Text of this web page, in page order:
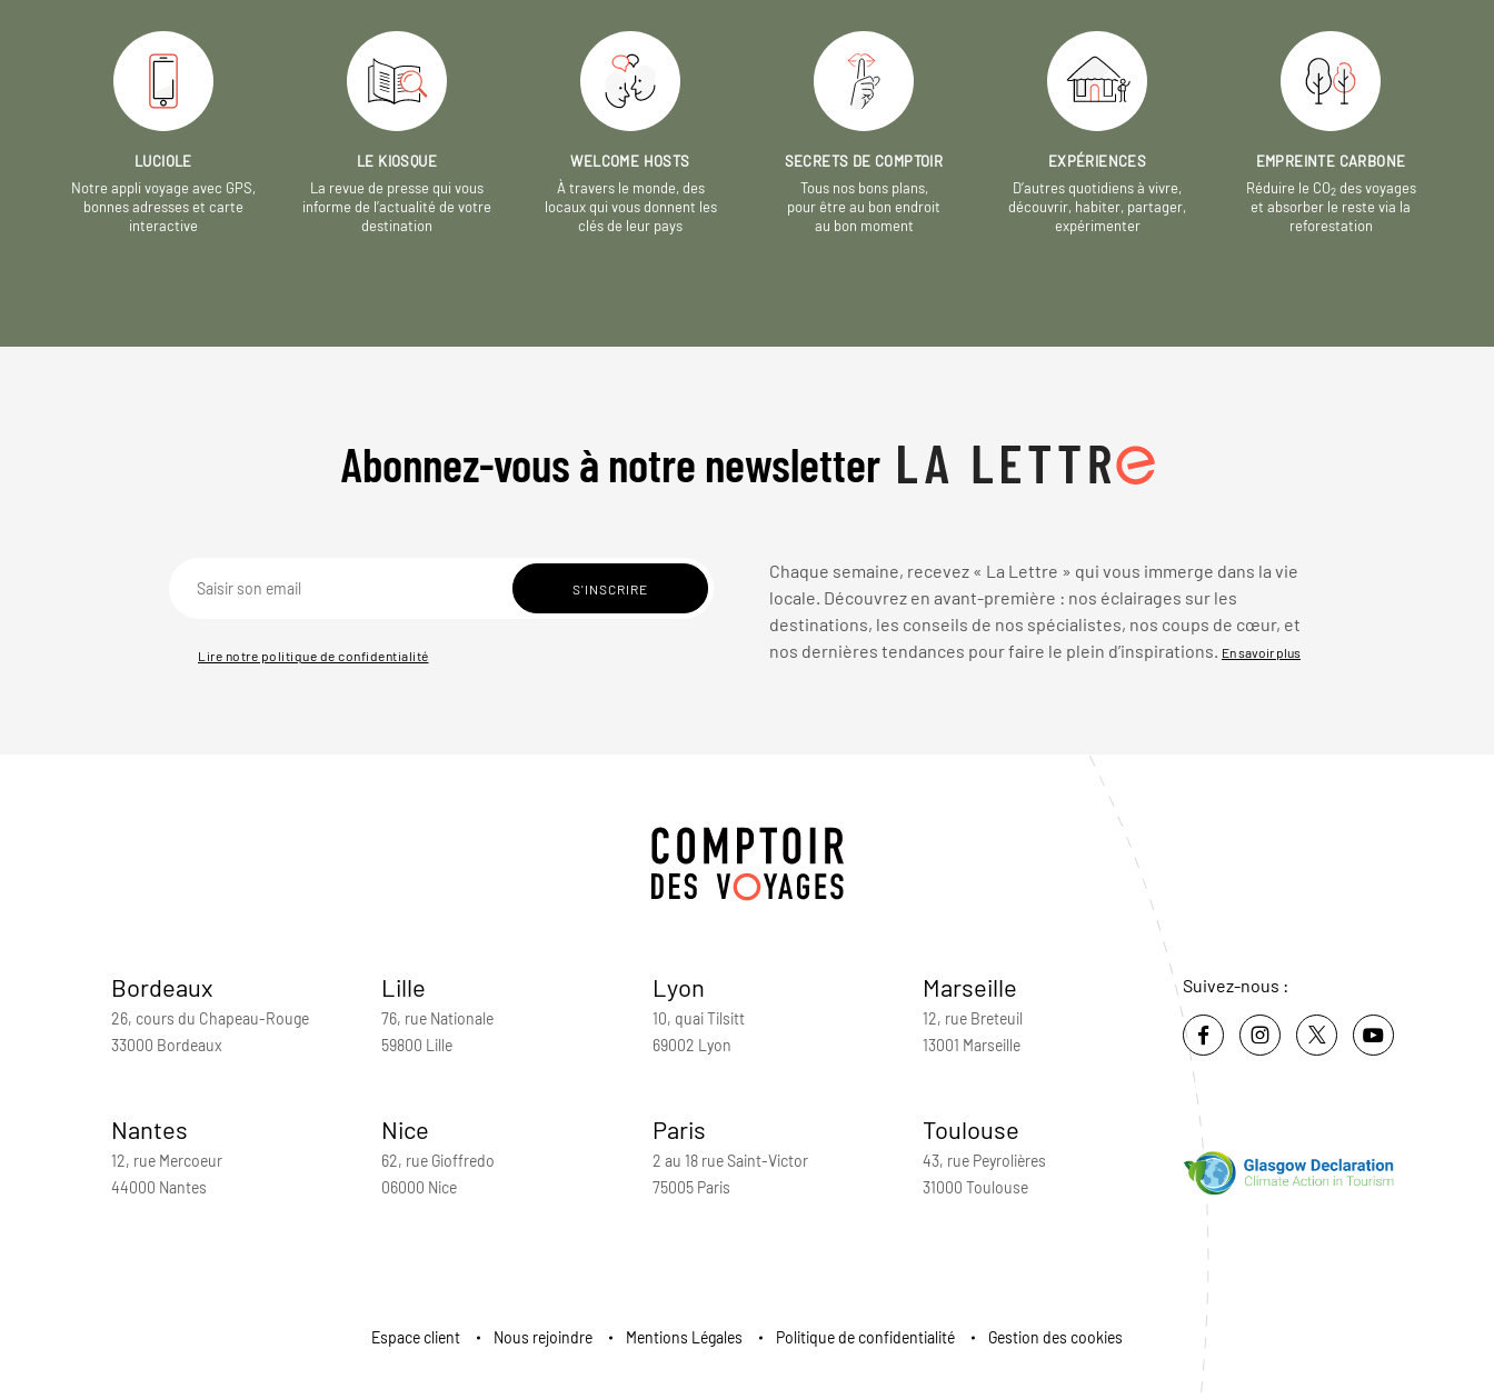
LUCIOLE
Notre appli voyage avec GPS,
bonnes adresses et carte
interactive
LE KIOSQUE
La revue de presse qui vous
informe de l’actualité de votre
destination
WELCOME HOSTS
À travers le monde, des
locaux qui vous donnent les
clés de leur pays
SECRETS DE COMPTOIR
Tous nos bons plans,
pour être au bon endroit
au bon moment
EXPÉRIENCES
D’autres quotidiens à vivre,
découvrir, habiter, partager,
expérimenter
EMPREINTE CARBONE
Réduire le CO2des voyages
et absorber le reste via la
reforestation
Abonnez-vous à notre newsletter
Lire notre politique de confidentialité
Chaque semaine, recevez « La Lettre » qui vous immerge dans la vie
locale. Découvrez en avant-première : nos éclairages sur les
destinations, les conseils de nos spécialistes, nos coups de cœur, et
nos dernières tendances pour faire le plein d’inspirations.
En savoir plus
Bordeaux
26, cours du Chapeau-Rouge
33000 Bordeaux
Lille
76, rue Nationale
59800 Lille
Lyon
10, quai Tilsitt
69002 Lyon
Marseille
12, rue Breteuil
13001 Marseille
Nantes
12, rue Mercoeur
44000 Nantes
Nice
62, rue Gioffredo
06000 Nice
Paris
2 au 18 rue Saint-Victor
75005 Paris
Toulouse
43, rue Peyrolières
31000 Toulouse
Suivez-nous :
Espace client Nous rejoindre Mentions Légales Politique de confidentialité Gestion des cookies